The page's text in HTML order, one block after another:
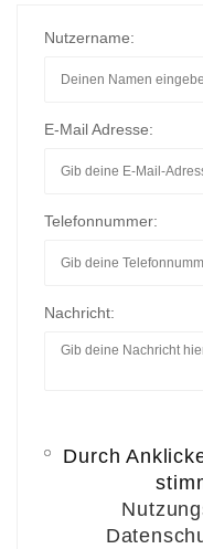
Nutzername:
E-Mail Adresse:
Telefonnummer:
Nachricht:
Durch